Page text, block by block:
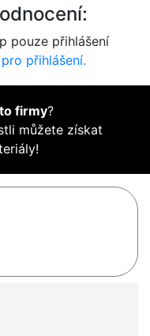
pouze přihlášení
přihlášení.
firmy?
můžete získat